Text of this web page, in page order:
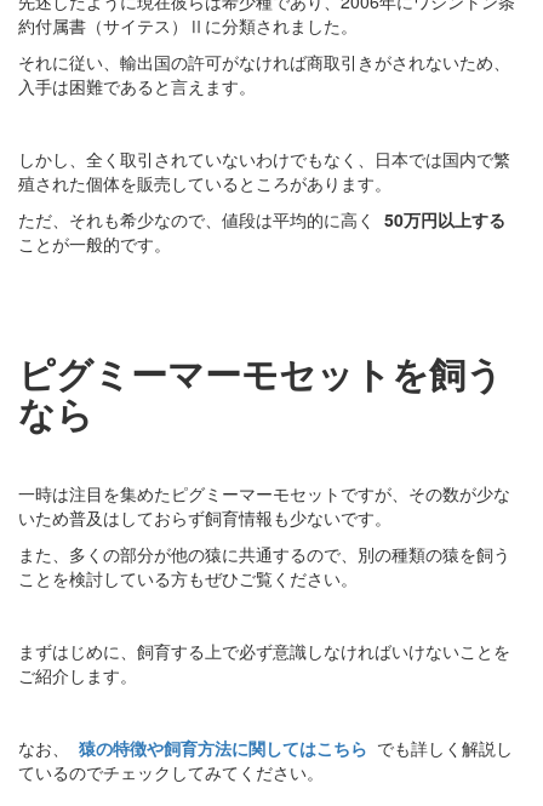
約付属書（サイテス）Ⅱに分類されました。
それに従い、輸出国の許可がなければ商取引きがされないため、
入手は困難であると言えます。
しかし、全く取引されていないわけでもなく、日本では国内で繁
殖された個体を販売しているところがあります。
ただ、それも希少なので、値段は平均的に高く 50万円以上する
ことが一般的です。
ピグミーマーモセットを飼う
なら
一時は注目を集めたピグミーマーモセットですが、その数が少な
いため普及はしておらず飼育情報も少ないです。
また、多くの部分が他の猿に共通するので、別の種類の猿を飼う
ことを検討している方もぜひご覧ください。
まずはじめに、飼育する上で必ず意識しなければいけないことを
ご紹介します。
なお、 猿の特徴や飼育方法に関してはこちら でも詳しく解説し
ているのでチェックしてみてください。